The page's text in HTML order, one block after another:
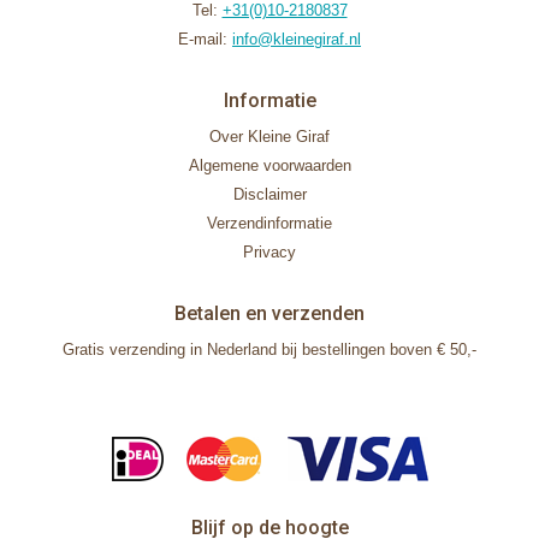
Tel: +31(0)10-2180837
E-mail: info@kleinegiraf.nl
Informatie
Over Kleine Giraf
Algemene voorwaarden
Disclaimer
Verzendinformatie
Privacy
Betalen en verzenden
Gratis verzending in Nederland bij bestellingen boven € 50,-
Blijf op de hoogte